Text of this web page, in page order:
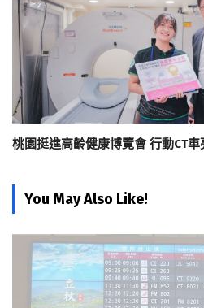
桃園挺進高齡健康博覽會 行動CT
You May Also Like!